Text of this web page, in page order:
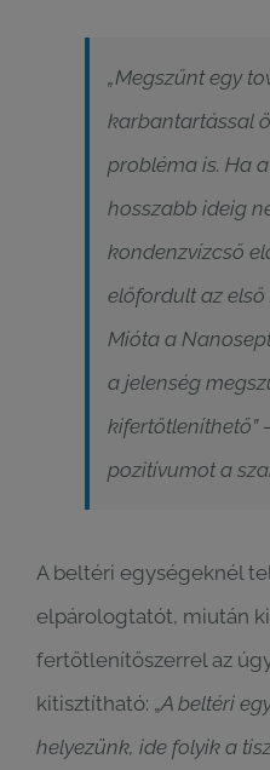
„Megszűnt egy
karbantartással
probléma is. Ha
hosszabb ideig
kondenzvízcső
előfordult az
Mióta a
a jelenség
kifertőtleníthető”
pozitívumot a
A beltéri egységeknél
elpárologtatót, miután
fertőtlenítőszerrel az
kitisztítható: „A beltéri
helyezünk, ide folyik a